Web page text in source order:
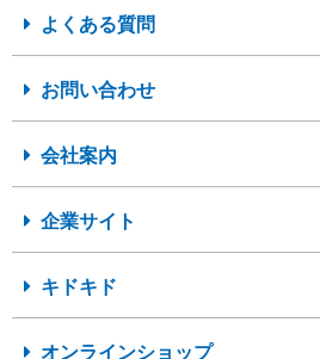
よくある質問
お問い合わせ
会社案内
企業サイト
キドキド
オンラインショップ